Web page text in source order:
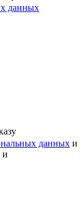
данных
данных и
и